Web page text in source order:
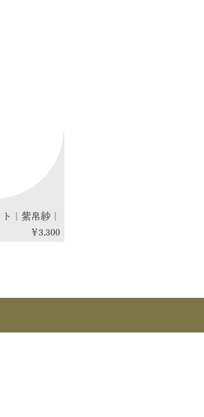
｜紫帛紗｜
価格
￥3,300